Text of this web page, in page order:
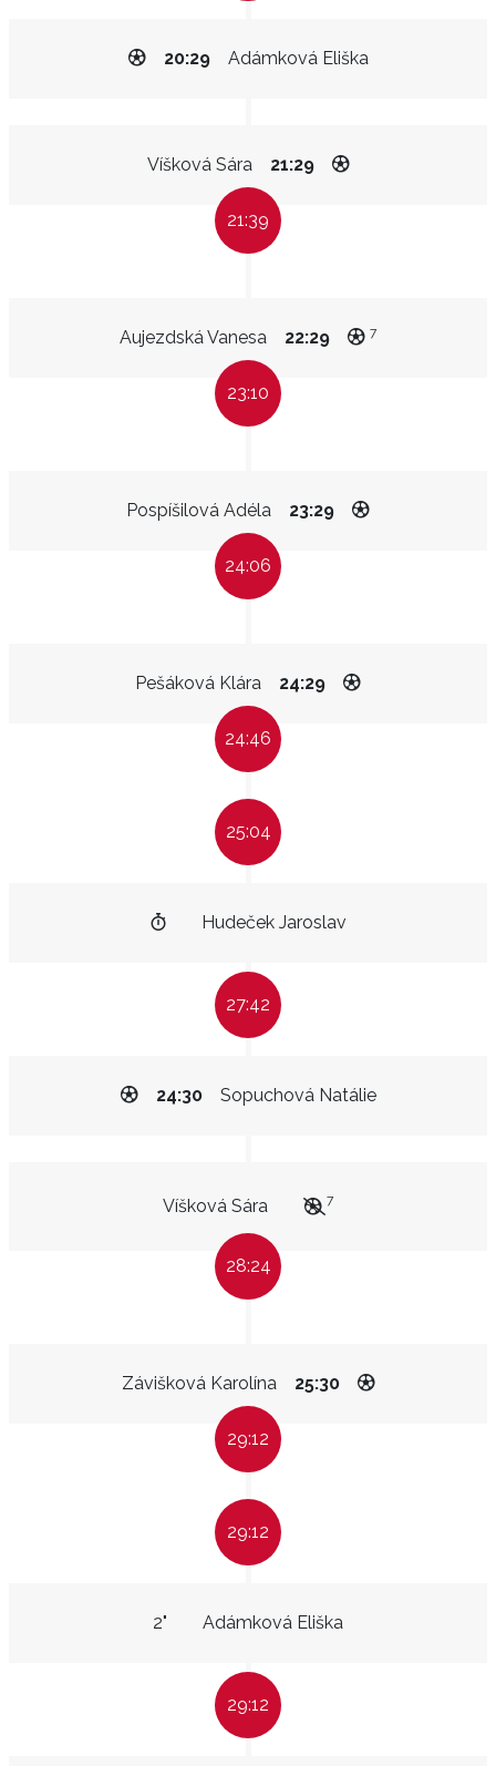
Adámková Eliška
20:29
Víšková Sára 21:29
21:39
Aujezdská Vanesa 22:29 7
23:10
Pospíšilová Adéla 23:29
24:06
Pešáková Klára 24:29
24:46
25:04
Hudeček Jaroslav
27:42
Sopuchová Natálie
24:30
Víšková Sára 7
28:24
Závišková Karolína 25:30
29:12
29:12
Adámková Eliška
2"
29:12